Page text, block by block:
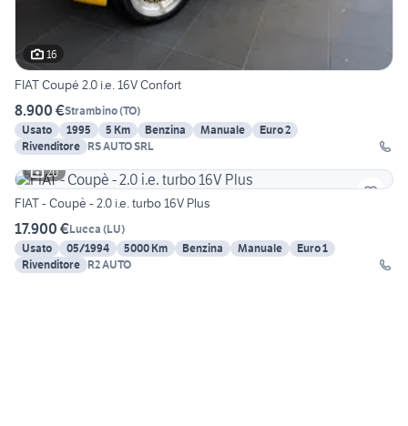
16
FIAT Coupé 2.0 i.e. 16V Confort
8.900 €Strambino(TO)
Usato
1995 5 Km Benzina Manuale
Euro 2
Rivenditore RS AUTO SRL
20
FIAT - Coupè - 2.0 i.e. turbo 16V Plus
17.900 €Lucca (LU)
Usato
05/1994 5000 Km Benzina Manuale
Euro 1
Rivenditore R2 AUTO